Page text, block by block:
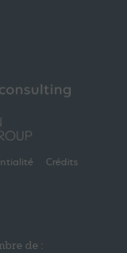
Crédits
de :